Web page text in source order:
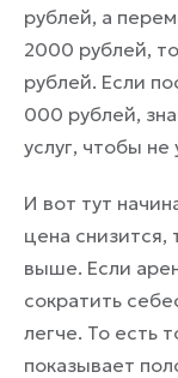
рублей, а
2000 рублей,
рублей. Если
000 рублей,
услуг, чтобы не
И вот тут
цена снизится,
выше. Если
сократить
легче. То есть
показывает